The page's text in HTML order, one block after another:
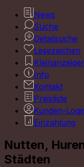
News
Suche
Detailsuche
Lesezeichen
Info
Kontakt
Preisliste
Kunden-
Einzahlung
Nutten,
Städten